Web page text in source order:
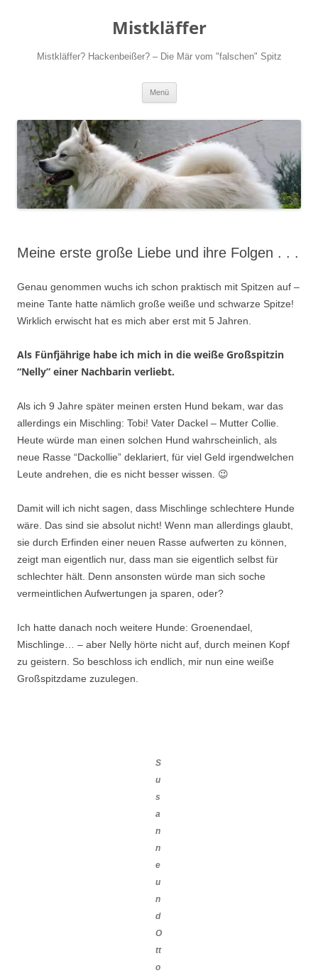
Mistkläffer
Mistkläffer? Hackenbeißer? – Die Mär vom "falschen" Spitz
Menü
Meine erste große Liebe und ihre Folgen . . .
Genau genommen wuchs ich schon praktisch mit Spitzen auf –
meine Tante hatte nämlich große weiße und schwarze Spitze!
Wirklich erwischt hat es mich aber erst mit 5 Jahren.
Als Fünfjährige habe ich mich in die weiße Großspitzin
“Nelly” einer Nachbarin verliebt.
Als ich 9 Jahre später meinen ersten Hund bekam, war das
allerdings ein Mischling: Tobi! Vater Dackel – Mutter Collie.
Heute würde man einen solchen Hund wahrscheinlich, als
neue Rasse “Dackollie” deklariert, für viel Geld irgendwelchen
Leute andrehen, die es nicht besser wissen. 😉
Damit will ich nicht sagen, dass Mischlinge schlechtere Hunde
wäre. Das sind sie absolut nicht! Wenn man allerdings glaubt,
sie durch Erfinden einer neuen Rasse aufwerten zu können,
zeigt man eigentlich nur, dass man sie eigentlich selbst für
schlechter hält. Denn ansonsten würde man sich soche
vermeintlichen Aufwertungen ja sparen, oder?
Ich hatte danach noch weitere Hunde: Groenendael,
Mischlinge… – aber Nelly hörte nicht auf, durch meinen Kopf
zu geistern. So beschloss ich endlich, mir nun eine weiße
Großspitzdame zuzulegen.
S
u
s
a
n
n
e
u
n
d
O
tt
o